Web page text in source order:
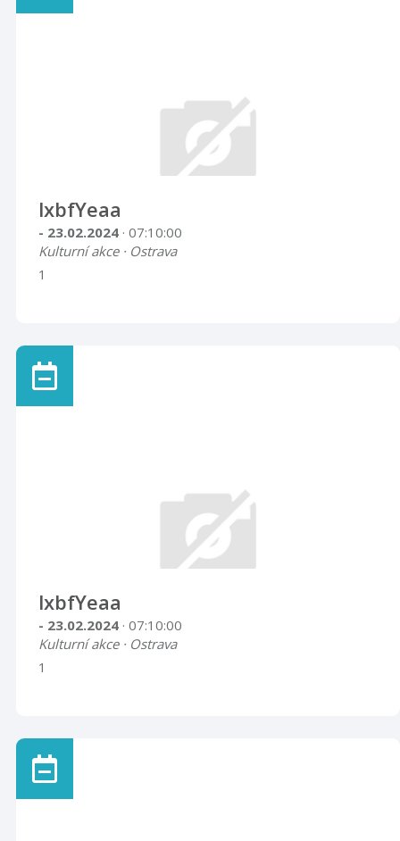
lxbfYeaa
- 23.02.2024 · 07:10:00
Kulturní akce · Ostrava
1
lxbfYeaa
- 23.02.2024 · 07:10:00
Kulturní akce · Ostrava
1